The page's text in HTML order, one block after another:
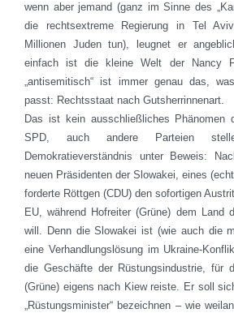
wenn aber jemand (ganz im Sinne des
die rechtsextreme Regierung in Tel
Millionen Juden tun), leugnet er
einfach ist die kleine Welt der Nancy
„antisemitisch“ ist immer genau das,
passt: Rechtsstaat nach Gutsherrinnenart.
Das ist kein ausschließliches Phänomen
SPD, auch andere Parteien
Demokratieverständnis unter Beweis:
neuen Präsidenten der Slowakei, eines
forderte Röttgen (CDU) den sofortigen
EU, während Hofreiter (Grüne) dem Land
will. Denn die Slowakei ist (wie auch die
eine Verhandlungslösung im Ukraine-
die Geschäfte der Rüstungsindustrie, für
(Grüne) eigens nach Kiew reiste. Er soll
„Rüstungsminister“ bezeichnen – wie